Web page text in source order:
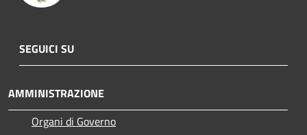
SEGUICI SU
AMMINISTRAZIONE
Organi di Governo